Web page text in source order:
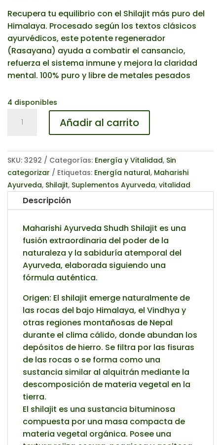
Recupera tu equilibrio con el Shilajit más puro del
Himalaya. Procesado según los textos clásicos
ayurvédicos, este potente regenerador
(Rasayana) ayuda a combatir el cansancio,
refuerza el sistema inmune y mejora la claridad
mental. 100% puro y libre de metales pesados
4 disponibles
(MA1944)
Añadir al carrito
SKU: 3292 Categorías: Energía y Vitalidad, Sin
categorizar
Etiquetas: Energía natural, Maharishi
Ayurveda, Shilajit, Suplementos Ayurveda, vitalidad
Descripción
Maharishi Ayurveda Shudh Shilajit es una
fusión extraordinaria del poder de la
naturaleza y la sabiduría atemporal del
Ayurveda, elaborada siguiendo una
fórmula auténtica.
Origen: El shilajit emerge naturalmente de
las rocas del bajo Himalaya, el Vindhya y
otras regiones montañosas de Nepal
durante el clima cálido, donde abundan los
depósitos de hierro. Se filtra por las fisuras
de las rocas o se forma como una
sustancia similar al alquitrán mediante la
descomposición de materia vegetal en la
tierra.
El shilajit es una sustancia bituminosa
compuesta por una masa compacta de
materia vegetal orgánica. Posee una